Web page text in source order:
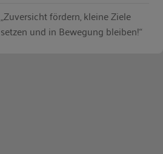
„Zuversicht fördern, kleine Ziele
setzen und in Bewegung bleiben!“